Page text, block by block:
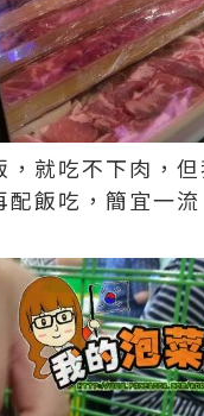
就吃不下肉，
飯吃，簡宜一